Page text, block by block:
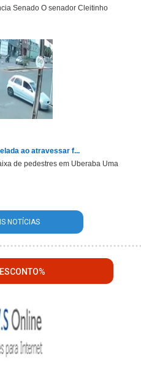
Senado O senador Cleitinho
ao atravessar f...
de pedestres em Uberaba Uma
NOTÍCIAS